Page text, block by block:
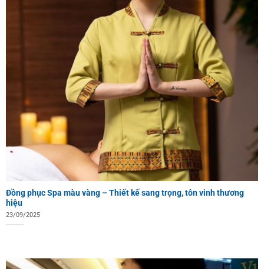
Đồng phục Spa màu vàng – Thiết kế sang trọng, tôn vinh thương
hiệu
23/09/2025